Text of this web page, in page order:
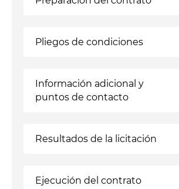
Pliegos de condiciones
Información adicional y
puntos de contacto
Resultados de la licitación
Ejecución del contrato